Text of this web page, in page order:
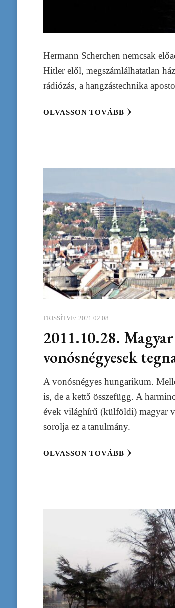
Hermann Scherchen nemcsak
Hitler elől, megszámlálhatatlan
rádiózás, a hangzástechnika
OLVASSON TOVÁBB
FRISSÍTVE:2021.02.08.
2011.10.28. Magyar
vonósnégyesek
A vonósnégyes hungarikum.
is, de a kettő összefügg. A
évek világhírű (külföldi) magyar
sorolja ez a tanulmány.
OLVASSON TOVÁBB